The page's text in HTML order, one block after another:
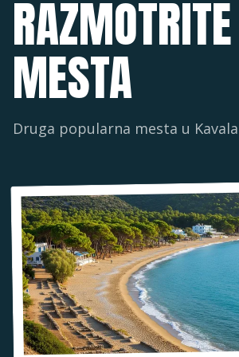
MESTA
Druga popularna mesta u Kavala